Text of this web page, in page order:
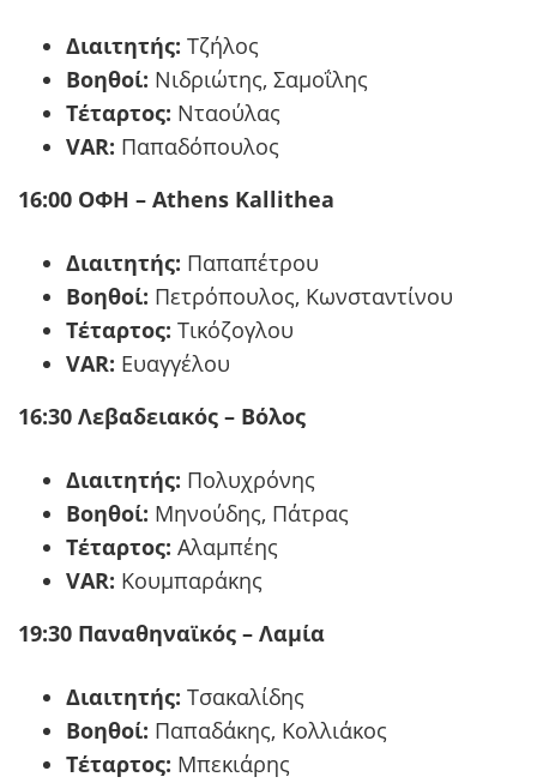
Διαιτητής: Τζήλος
Βοηθοί: Νιδριώτης, Σαμοΐλης
Τέταρτος: Νταούλας
VAR: Παπαδόπουλος
16:00 ΟΦΗ – Athens Kallithea
Διαιτητής: Παπαπέτρου
Βοηθοί: Πετρόπουλος, Κωνσταντίνου
Τέταρτος: Τικόζογλου
VAR: Ευαγγέλου
16:30 Λεβαδειακός – Βόλος
Διαιτητής: Πολυχρόνης
Βοηθοί: Μηνούδης, Πάτρας
Τέταρτος: Αλαμπέης
VAR: Κουμπαράκης
19:30 Παναθηναϊκός – Λαμία
Διαιτητής: Τσακαλίδης
Βοηθοί: Παπαδάκης, Κολλιάκος
Τέταρτος: Μπεκιάρης